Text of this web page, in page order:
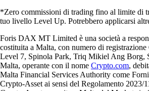
*Zero commissioni di trading fino al limite di
tuo livello Level Up. Potrebbero applicarsi
Foris DAX MT Limited è una società a
costituita a Malta, con numero di registrazione
Level 7, Spinola Park, Triq Mikiel Ang Borg,
Malta, operante con il nome Crypto.com,
Malta Financial Services Authority come
Crypto-Asset ai sensi del Regolamento 2023/